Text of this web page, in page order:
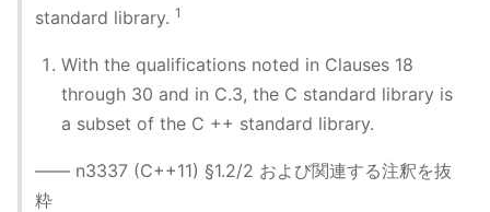
standard library. 1
With the qualifications noted in Clauses 18
through 30 and in C.3, the C standard library is
a subset of the C ++ standard library.
—— n3337 (C++11) §1.2/2 および関連する注釈を抜
粋